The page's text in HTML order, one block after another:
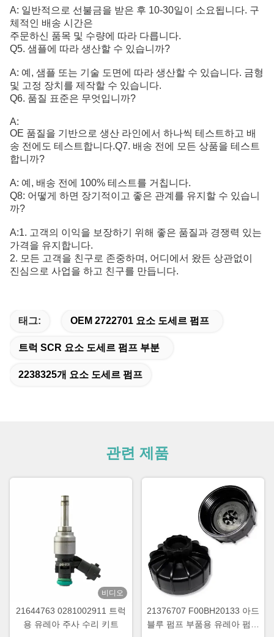
A: 일반적으로 선불금을 받은 후 10-30일이 소요됩니다. 구
체적인 배송 시간은
주문하신 품목 및 수량에 따라 다릅니다.
Q5. 샘플에 따라 생산할 수 있습니까?
A: 예, 샘플 또는 기술 도면에 따라 생산할 수 있습니다. 금형
및 고정 장치를 제작할 수 있습니다.
Q6. 품질 표준은 무엇입니까?
A:
OE 품질을 기반으로 생산 라인에서 하나씩 테스트하고 배
송 전에도 테스트합니다.Q7. 배송 전에 모든 상품을 테스트
합니까?
A: 예, 배송 전에 100% 테스트를 거칩니다.
Q8: 어떻게 하면 장기적이고 좋은 관계를 유지할 수 있습니
까?
A:1. 고객의 이익을 보장하기 위해 좋은 품질과 경쟁력 있는
가격을 유지합니다.
2. 모든 고객을 친구로 존중하며, 어디에서 왔든 상관없이
진심으로 사업을 하고 친구를 만듭니다.
태그: OEM 2722701 요소 도세르 펌프
트럭 SCR 요소 도세르 펌프 부분
2238325개 요소 도세르 펌프
관련 제품
비디오
21644763 0281002911 트럭
용 유레아 주사 수리 키트
21376707 F00BH20133 아드
블루 펌프 부품용 유레아 펌프